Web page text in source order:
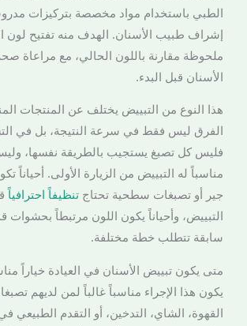
الطبي باستخدام مواد مخصصة بتركيزات
إشراف طبيب الأسنان. الهدف منه تفتيح لون
ملحوظة مقارنة باللون الحالي، مع مراعاة صحة
الأسنان قبل البدء.
هذا النوع من التبييض يختلف عن المنتجات
الفرق ليس فقط في سرعة النتيجة، بل في
فليس كل تصبغ يستجيب بالطريقة نفسها،
مناسباً له التبييض من الزيارة الأولى. أحياناً
جير أو تصبغات سطحية تحتاج تنظيفاً احترافياً
التبييض، وأحياناً يكون اللون مرتبطاً بحشوات
سابقة تتطلب خطة مختلفة.
متى يكون تبييض الأسنان في العيادة خياراً
يكون هذا الإجراء مناسباً غالباً لمن لديهم
القهوة، الشاي، التدخين، أو التقدم الطبيعي